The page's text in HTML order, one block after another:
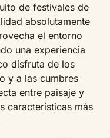
de festivales de
absolutamente
el entorno
una experiencia
disfruta de los
y a las cumbres
entre paisaje y
características más